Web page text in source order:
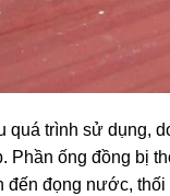
quá trình sử dụng,
Phần ống đồng bị
đến đọng nước, thối